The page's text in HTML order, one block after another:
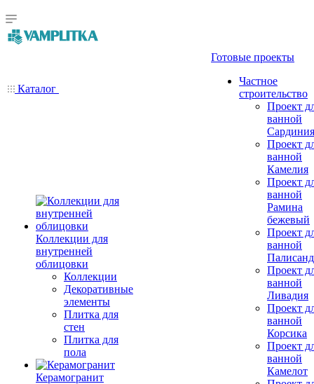
Каталог
Коллекции для
внутренней
облицовки
Коллекции
Декоративные
элементы
Плитка для
стен
Плитка для
пола
Керамогранит
Готовые проекты
Частное
строительство
Проект
ванной
Сардиния
Проект
ванной
Камелия
Проект
ванной
Рамина
бежевый
Проект
ванной
Проект
ванной
Ливадия
Проект
ванной
Корсика
Проект
ванной
Камелот